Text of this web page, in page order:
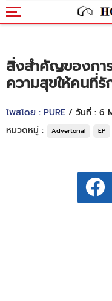
สิ่งสำคัญของกา
ความสุขให้คนที่รั
โพสโดย : PURE / วันที่ : 6
หมวดหมู่ :
Advertorial EP